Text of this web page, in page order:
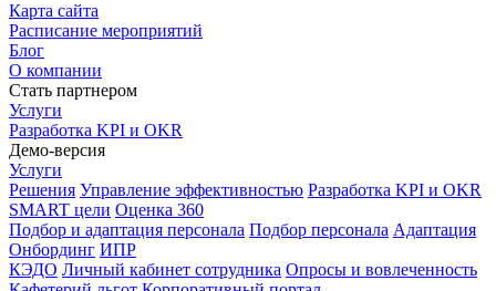
Карта сайта
Расписание мероприятий
Блог
О компании
Стать партнером
Услуги
Разработка KPI и OKR
Демо-версия
Услуги
Решения Управление эффективностью Разработка KPI и OKR
SMART цели Оценка 360
Подбор и адаптация персонала Подбор персонала Адаптация
Онбординг ИПР
КЭДО Личный кабинет сотрудника Опросы и вовлеченность